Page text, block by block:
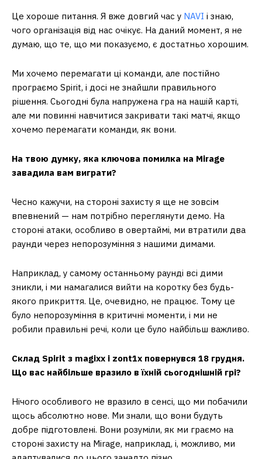
Це хороше питання. Я вже довгий час у NAVI і знаю,
чого організація від нас очікує. На даний момент, я не
думаю, що те, що ми показуємо, є достатньо хорошим.
Ми хочемо перемагати ці команди, але постійно
програємо Spirit, і досі не знайшли правильного
рішення. Сьогодні була напружена гра на нашій карті,
але ми повинні навчитися закривати такі матчі, якщо
хочемо перемагати команди, як вони.
На твою думку, яка ключова помилка на Mirage
завадила вам виграти?
Чесно кажучи, на стороні захисту я ще не зовсім
впевнений — нам потрібно переглянути демо. На
стороні атаки, особливо в овертаймі, ми втратили два
раунди через непорозуміння з нашими димами.
Наприклад, у самому останньому раунді всі дими
зникли, і ми намагалися вийти на коротку без будь-
якого прикриття. Це, очевидно, не працює. Тому це
було непорозуміння в критичні моменти, і ми не
робили правильні речі, коли це було найбільш важливо.
Склад Spirit з magixx і zont1x повернувся 18 грудня.
Що вас найбільше вразило в їхній сьогоднішній грі?
Нічого особливого не вразило в сенсі, що ми побачили
щось абсолютно нове. Ми знали, що вони будуть
добре підготовлені. Вони розуміли, як ми граємо на
стороні захисту на Mirage, наприклад, і, можливо, ми